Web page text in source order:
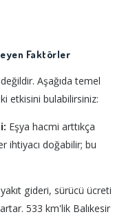
Faktörler
Aşağıda temel
etkisini bulabilirsiniz:
Eşya hacmi arttıkça
ihtiyacı doğabilir; bu
gideri, sürücü ücreti
533 km'lik Balıkesir